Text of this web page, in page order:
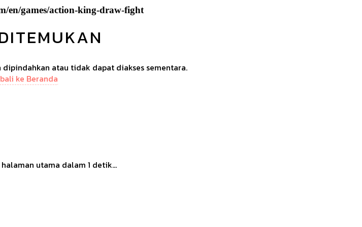
en/games/action-king-draw-fight
atau tidak dapat diakses sementara.
ke Beranda
utama dalam 1 detik...